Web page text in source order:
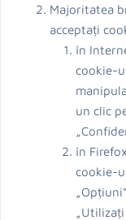
Majoritatea
acceptați
în
cookie-
un clic
în
cookie-